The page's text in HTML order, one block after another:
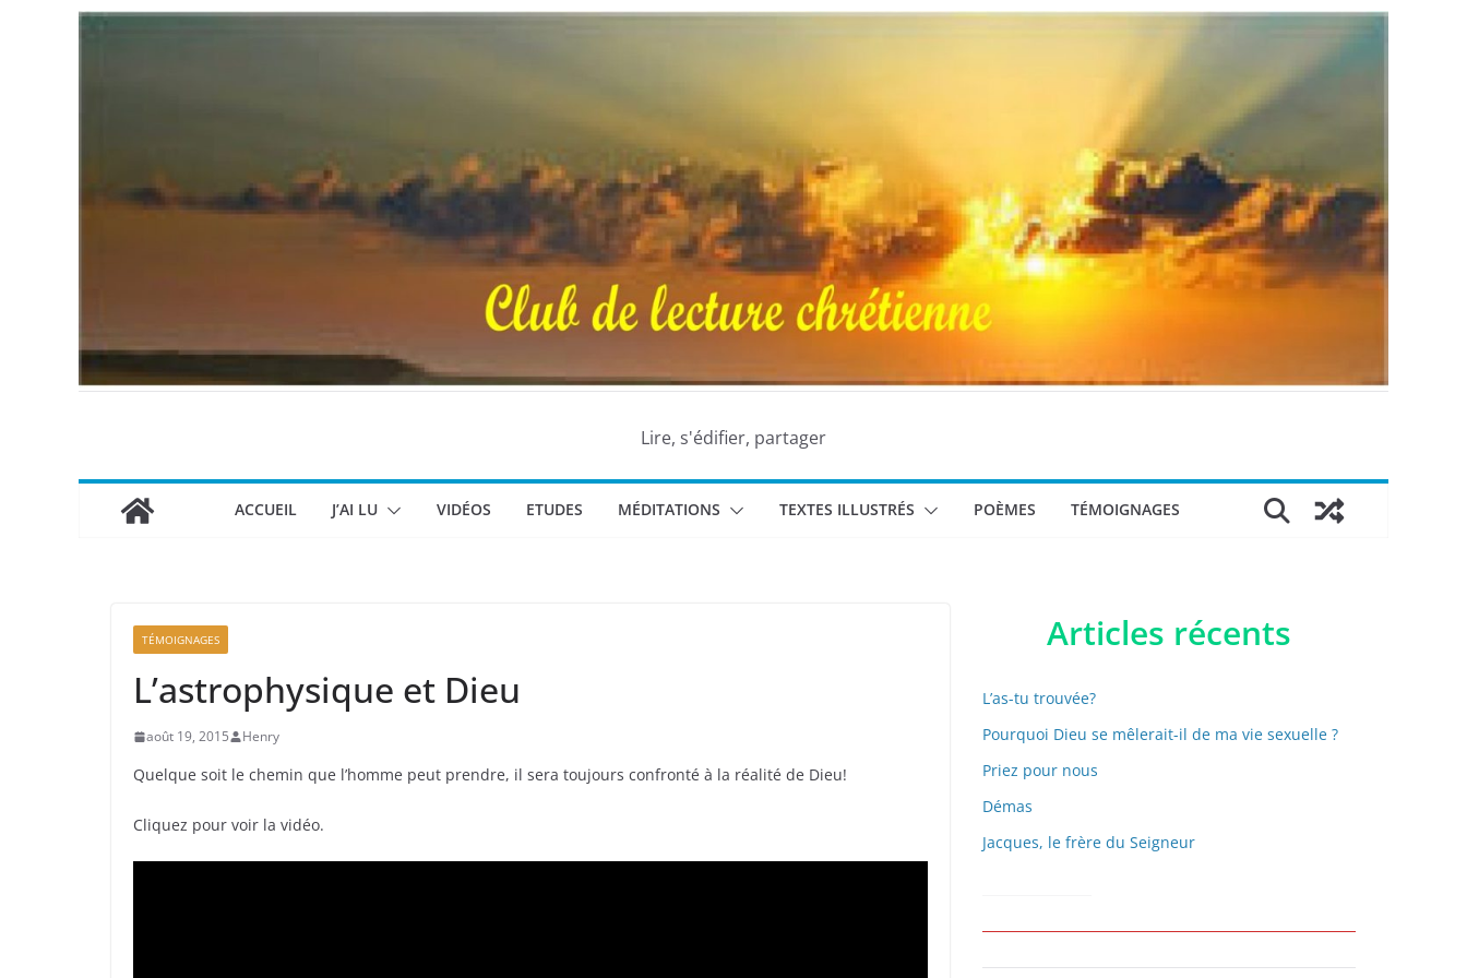
Lire, s'édifier, partager
ACCUEIL J’AI LU VIDÉOS ETUDES MÉDITATIONS TEXTES ILLUSTRÉS POÈMES TÉMOIGNAGES
TÉMOIGNAGES
L’astrophysique et Dieu
août 19, 2015 Henry
Quelque soit le chemin que l’homme peut prendre, il sera toujours confronté à la réalité de Dieu!
Cliquez pour voir la vidéo.
Articles récents
L’as-tu trouvée?
Pourquoi Dieu se mêlerait-il de ma vie sexuelle ?
Priez pour nous
Démas
Jacques, le frère du Seigneur